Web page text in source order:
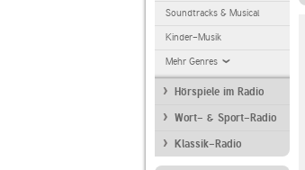
Soundtracks & Musical
Kinder-Musik
Mehr Genres
Hörspiele im Radio
Wort- & Sport-Radio
Klassik-Radio